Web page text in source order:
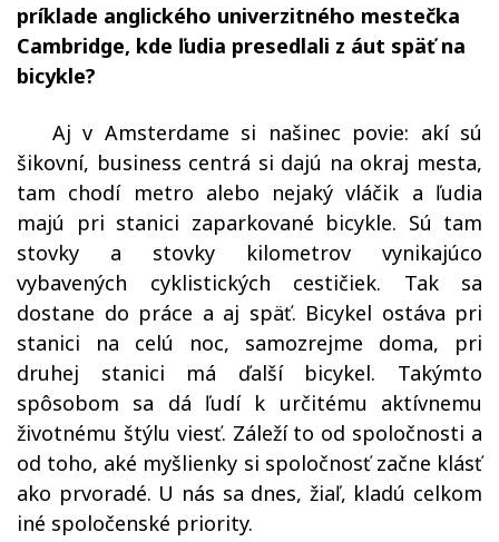
príklade anglického univerzitného mestečka
Cambridge, kde ľudia presedlali z áut späť na
bicykle?
Aj v Amsterdame si našinec povie: akí sú
šikovní, business centrá si dajú na okraj mesta,
tam chodí metro alebo nejaký vláčik a ľudia
majú pri stanici zaparkované bicykle. Sú tam
stovky a stovky kilometrov vynikajúco
vybavených cyklistických cestičiek. Tak sa
dostane do práce a aj späť. Bicykel ostáva pri
stanici na celú noc, samozrejme doma, pri
druhej stanici má ďalší bicykel. Takýmto
spôsobom sa dá ľudí k určitému aktívnemu
životnému štýlu viesť. Záleží to od spoločnosti a
od toho, aké myšlienky si spoločnosť začne klásť
ako prvoradé. U nás sa dnes, žiaľ, kladú celkom
iné spoločenské priority.